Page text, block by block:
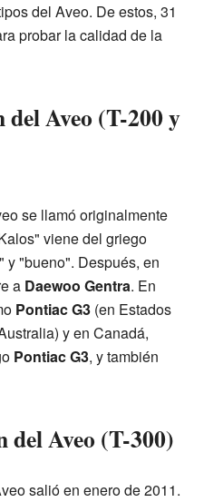
del Aveo. De estos, 31
probar la calidad de la
Aveo (T-200 y
se llamó originalmente
viene del griego
"bueno". Después, en
a Daewoo Gentra. En
Pontiac G3 (en Estados
y en Canadá,
Pontiac G3, y también
del Aveo (T-300)
salió en enero de 2011.